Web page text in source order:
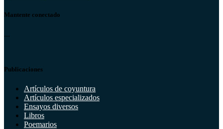
Mantente conectado
...
Publicaciones
Artículos de coyuntura
Artículos especializados
Ensayos diversos
Libros
Poemarios